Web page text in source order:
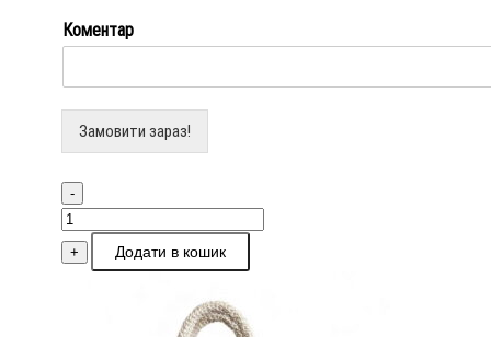
Коментар
Замовити зараз!
-
Сумка
Valsamaki
VS2328
+ Додати в кошик